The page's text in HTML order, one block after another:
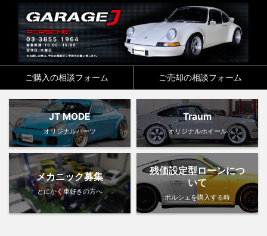
ご購入の相談フォーム ご売却の相談フォーム
JT MODE
オリジナルパーツ
Traum
オリジナルホイール
メカニック募集
とにかく車好きの方へ
残価設定型ローンにつ
いて
ポルシェを購入する時